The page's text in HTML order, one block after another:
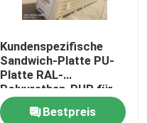
Kundenspezifische
Sandwich-Platte PU-
Platte RAL-
Polyurethan-PUR für
Kühlraum
Bestpreis